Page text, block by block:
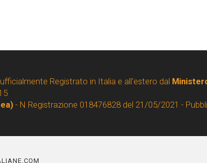
Registrato in Italia e all'estero dal
- N Registrazione 018476828 del 21/05/2021 -